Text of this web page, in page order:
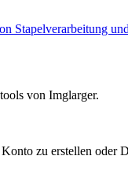
von Imglarger.
zu erstellen oder